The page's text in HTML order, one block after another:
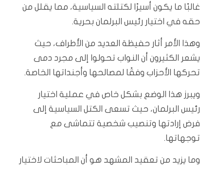
غالبًا ما يكون أسيرًا لكتلته السياسية، مما يقلل من
حقه في اختيار رئيس البرلمان بحرية.
وهذا الأمر أثار حفيظة العديد من الأطراف، حيث
يشعر الكثيرون أن النواب تحولوا إلى مجرد دمى
تحركها الأحزاب وفقًا لمصالحها وأجنداتها الخاصة.
ويبرز هذا الوضع بشكل خاص في عملية اختيار
رئيس البرلمان، حيث تسعى الكتل السياسية إلى
فرض إرادتها وتنصيب شخصية تتماشى مع
توجهاتها.
وما يزيد من تعقيد المشهد هو أن المباحثات لاختيار